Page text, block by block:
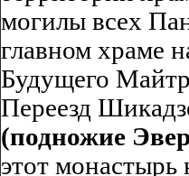
могилы всех
главном храме
Будущего
Переезд
(подножие
этот монастырь